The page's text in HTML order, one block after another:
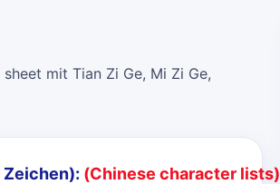
mit Tian Zi Ge, Mi Zi Ge,
(Chinese character lists)